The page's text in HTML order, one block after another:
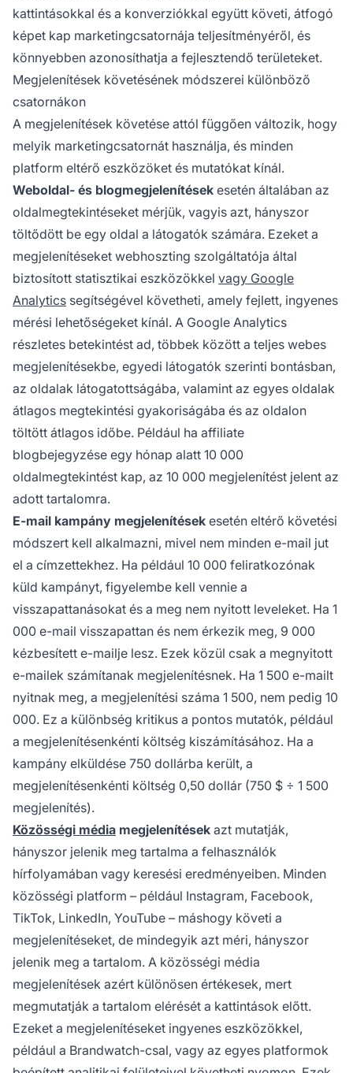
kattintásokkal és a konverziókkal együtt követi, átfogó
képet kap marketingcsatornája teljesítményéről, és
könnyebben azonosíthatja a fejlesztendő területeket.
Megjelenítések követésének módszerei különböző
csatornákon
A megjelenítések követése attól függően változik, hogy
melyik marketingcsatornát használja, és minden
platform eltérő eszközöket és mutatókat kínál.
Weboldal- és blogmegjelenítések esetén általában az
oldalmegtekintéseket mérjük, vagyis azt, hányszor
töltődött be egy oldal a látogatók számára. Ezeket a
megjelenítéseket webhoszting szolgáltatója által
biztosított statisztikai eszközökkel vagy Google
Analytics segítségével követheti, amely fejlett, ingyenes
mérési lehetőségeket kínál. A Google Analytics
részletes betekintést ad, többek között a teljes webes
megjelenítésekbe, egyedi látogatók szerinti bontásban,
az oldalak látogatottságába, valamint az egyes oldalak
átlagos megtekintési gyakoriságába és az oldalon
töltött átlagos időbe. Például ha affiliate
blogbejegyzése egy hónap alatt 10 000
oldalmegtekintést kap, az 10 000 megjelenítést jelent az
adott tartalomra.
E-mail kampány megjelenítések esetén eltérő követési
módszert kell alkalmazni, mivel nem minden e-mail jut
el a címzettekhez. Ha például 10 000 feliratkozónak
küld kampányt, figyelembe kell vennie a
visszapattanásokat és a meg nem nyitott leveleket. Ha 1
000 e-mail visszapattan és nem érkezik meg, 9 000
kézbesített e-mailje lesz. Ezek közül csak a megnyitott
e-mailek számítanak megjelenítésnek. Ha 1 500 e-mailt
nyitnak meg, a megjelenítési száma 1 500, nem pedig 10
000. Ez a különbség kritikus a pontos mutatók, például
a megjelenítésenkénti költség kiszámításához. Ha a
kampány elküldése 750 dollárba került, a
megjelenítésenkénti költség 0,50 dollár (750 $ ÷ 1 500
megjelenítés).
Közösségi média megjelenítések azt mutatják,
hányszor jelenik meg tartalma a felhasználók
hírfolyamában vagy keresési eredményeiben. Minden
közösségi platform – például Instagram, Facebook,
TikTok, LinkedIn, YouTube – máshogy követi a
megjelenítéseket, de mindegyik azt méri, hányszor
jelenik meg a tartalom. A közösségi média
megjelenítések azért különösen értékesek, mert
megmutatják a tartalom elérését a kattintások előtt.
Ezeket a megjelenítéseket ingyenes eszközökkel,
például a Brandwatch-csal, vagy az egyes platformok